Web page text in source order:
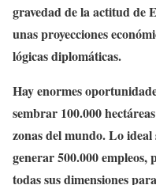
gravedad de la actitud de
unas proyecciones
lógicas diplomáticas.
Hay enormes
sembrar 100.000
zonas del mundo. Lo
generar 500.000 empleos,
todas sus dimensiones